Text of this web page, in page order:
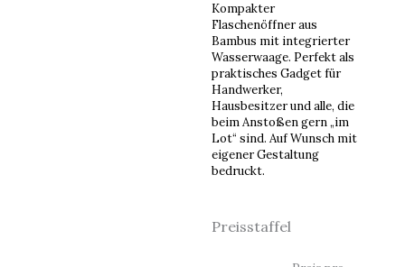
Kompakter
Flaschenöffner aus
Bambus mit integrierter
Wasserwaage. Perfekt als
praktisches Gadget für
Handwerker,
Hausbesitzer und alle, die
beim Anstoßen gern „im
Lot“ sind. Auf Wunsch mit
eigener Gestaltung
bedruckt.
Preisstaffel
mit
Wasserwaage